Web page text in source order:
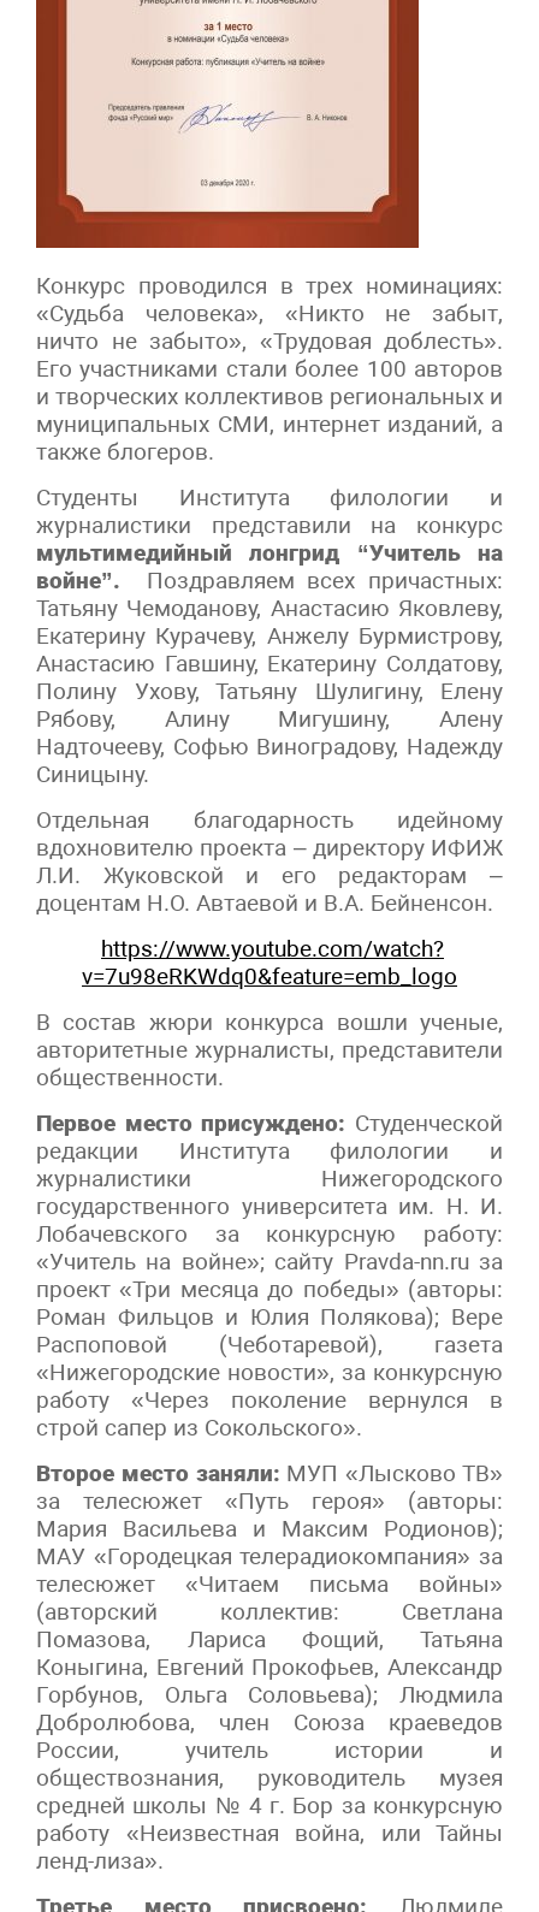
Конкурс проводился в трех номинациях:
«Судьба человека», «Никто не забыт,
ничто не забыто», «Трудовая доблесть».
Его участниками стали более 100 авторов
и творческих коллективов региональных и
муниципальных СМИ, интернет изданий, а
также блогеров.
Студенты Института филологии и
журналистики представили на конкурс
мультимедийный лонгрид “Учитель на
войне”. Поздравляем всех причастных:
Татьяну Чемоданову, Анастасию Яковлеву,
Екатерину Курачеву, Анжелу Бурмистрову,
Анастасию Гавшину, Екатерину Солдатову,
Полину Ухову, Татьяну Шулигину, Елену
Рябову, Алину Мигушину, Алену
Надточееву, Софью Виноградову, Надежду
Синицыну.
Отдельная благодарность идейному
вдохновителю проекта – директору ИФИЖ
Л.И. Жуковской и его редакторам –
доцентам Н.О. Автаевой и В.А. Бейненсон.
https://www.youtube.com/watch?
v=7u98eRKWdq0&feature=emb_logo
В состав жюри конкурса вошли ученые,
авторитетные журналисты, представители
общественности.
Первое место присуждено: Студенческой
редакции Института филологии и
журналистики Нижегородского
государственного университета им. Н. И.
Лобачевского за конкурсную работу:
«Учитель на войне»; сайту Pravda-nn.ru за
проект «Три месяца до победы» (авторы:
Роман Фильцов и Юлия Полякова); Вере
Распоповой (Чеботаревой), газета
«Нижегородские новости», за конкурсную
работу «Через поколение вернулся в
строй сапер из Сокольского».
Второе место заняли: МУП «Лысково ТВ»
за телесюжет «Путь героя» (авторы:
Мария Васильева и Максим Родионов);
МАУ «Городецкая телерадиокомпания» за
телесюжет «Читаем письма войны»
(авторский коллектив: Светлана
Помазова, Лариса Фощий, Татьяна
Коныгина, Евгений Прокофьев, Александр
Горбунов, Ольга Соловьева); Людмила
Добролюбова, член Союза краеведов
России, учитель истории и
обществознания, руководитель музея
средней школы № 4 г. Бор за конкурсную
работу «Неизвестная война, или Тайны
ленд-лиза».